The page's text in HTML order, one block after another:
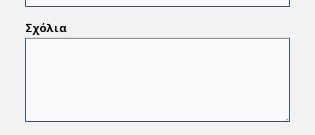
Σχόλια